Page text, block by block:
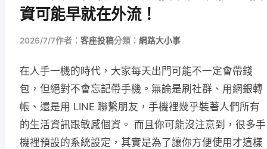
資可能早就在外流！
2026/7/7作者： 客座投稿分類： 網路大小事
在人手一機的時代，大家每天出門可能不一定會帶錢
包，但絕對不會忘記帶手機。無論是刷社群、用網銀轉
帳、還是用 LINE 聯繫朋友，手機裡幾乎裝著人們所有
的生活資訊跟敏感個資。 而且你可能沒注意到，很多手
機裡預設的系統設定，其實是為了讓你方便使用才這樣